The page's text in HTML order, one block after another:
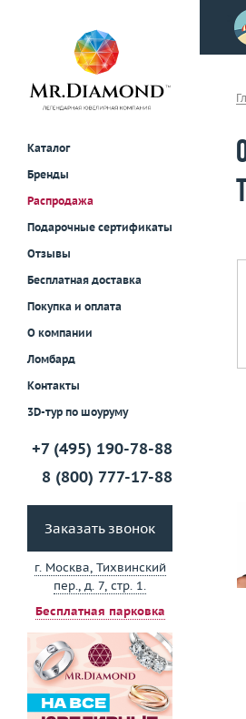
Каталог
Бренды
Распродажа
Подарочные сертификаты
Отзывы
Бесплатная доставка
Покупка и оплата
О компании
Ломбард
Контакты
3D-тур по шоуруму
+7 (495) 190-78-88
8 (800) 777-17-88
Заказать звонок
г. Москва, Тихвинский
пер., д. 7, стр. 1.
Бесплатная парковка
примерки!